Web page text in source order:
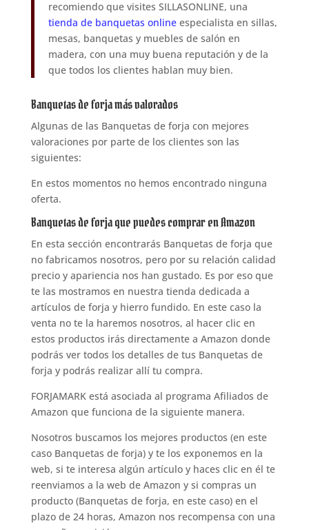
recomiendo que visites SILLASONLINE, una
tienda de banquetas onlineespecialista en sillas,
mesas, banquetas y muebles de salón en
madera, con una muy buena reputación y de la
que todos los clientes hablan muy bien.
Banquetas de forja más valorados
Algunas de las Banquetas de forja con mejores
valoraciones por parte de los clientes son las
siguientes:
En estos momentos no hemos encontrado ninguna
oferta.
Banquetas de forja que puedes comprar en Amazon
En esta sección encontrarás Banquetas de forja que
no fabricamos nosotros, pero por su relación calidad
precio y apariencia nos han gustado. Es por eso que
te las mostramos en nuestra tienda dedicada a
artículos de forja y hierro fundido. En este caso la
venta no te la haremos nosotros, al hacer clic en
estos productos irás directamente a Amazon donde
podrás ver todos los detalles de tus Banquetas de
forja y podrás realizar allí tu compra.
FORJAMARK está asociada al programa Afiliados de
Amazon que funciona de la siguiente manera.
Nosotros buscamos los mejores productos (en este
caso Banquetas de forja) y te los exponemos en la
web, si te interesa algún artículo y haces clic en él te
reenviamos a la web de Amazon y si compras un
producto (Banquetas de forja, en este caso) en el
plazo de 24 horas, Amazon nos recompensa con una